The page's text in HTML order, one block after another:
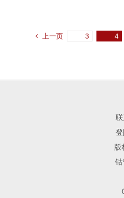
上一页 3 4
版
钴